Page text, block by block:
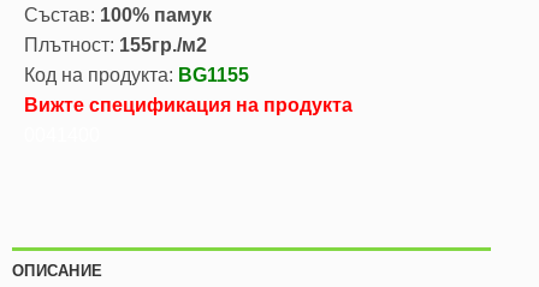
Състав: 100% памук
Плътност: 155гр./м2
Код на продукта: BG1155
Вижте спецификация на продукта
ОПИСАНИЕ